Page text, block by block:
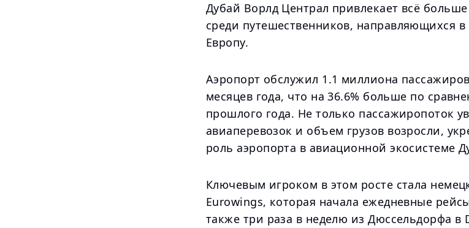
Дубай Ворлд Централ привлекает всё
среди путешественников, направляющихся
Европу.
Аэропорт обслужил 1.1 миллиона
месяцев года, что на 36.6% больше по
прошлого года. Не только пассажиропоток
авиаперевозок и объем грузов возросли,
роль аэропорта в авиационной экосистеме
Ключевым игроком в этом росте стала
Eurowings, которая начала ежедневные
также три раза в неделю из Дюссельдорфа в